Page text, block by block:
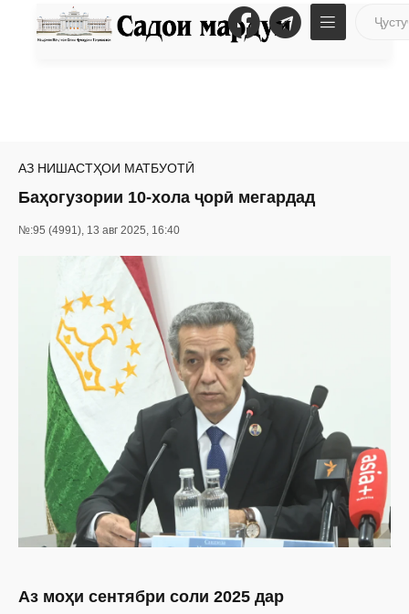
АЗ НИШАСТҲОИ МАТБУОТӢ
Баҳогузории 10-хола ҷорӣ мегардад
№:95 (4991), 13 авг 2025, 16:40
Аз моҳи сентябри соли 2025 дар